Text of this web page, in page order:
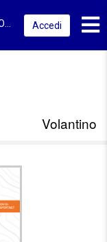
Accedi
Volantino